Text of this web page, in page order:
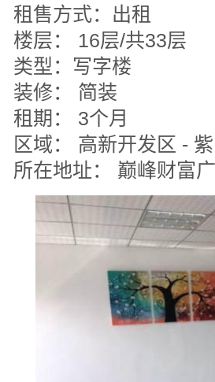
租售方式：出租
楼层： 16层/共33层
类型：写字楼
装修： 简装
租期： 3个月
区域： 高新开发区 -
所在地址： 巅峰财富